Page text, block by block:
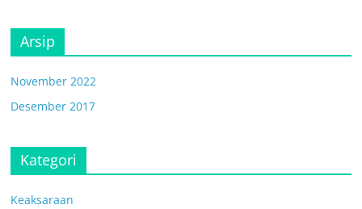
Arsip
November 2022
Desember 2017
Kategori
Keaksaraan